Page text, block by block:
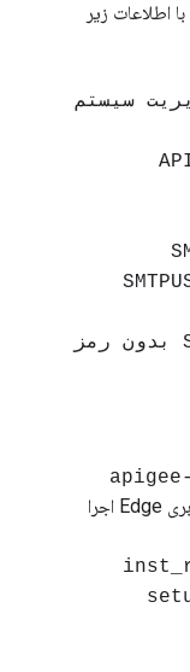
اطلاعات زیر
سیستم
SMTPPASSWORD=smtppwd # 0 بدون رمز
apigee-
روی تمام گره‌های رابط کاربری Edge اجرا
> /